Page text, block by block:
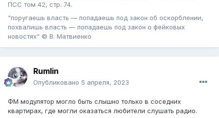
ПСС том 42, стр. 74.
"поругаешь власть — попадаешь под закон об оскорблении,
похвалишь власть — попадаешь под закон о фейковых
новостях" © В. Матвиенко
Rumlin
Опубликовано 5 апреля, 2023
ФМ модулятор могло быть слышно только в соседних
квартирах, где могли оказаться любители слушать радио.